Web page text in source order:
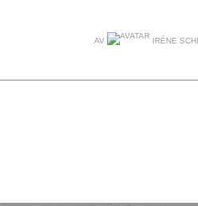
AV IRÉNE